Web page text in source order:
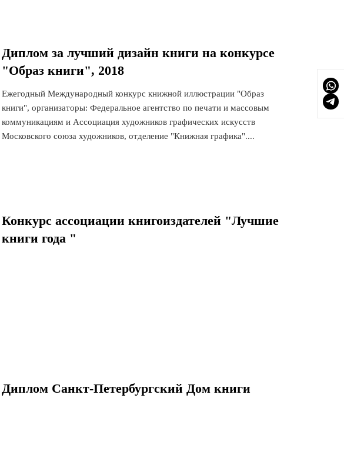
Диплом за лучший дизайн книги на конкурсе
"Образ книги", 2018
Ежегодный Международный конкурс книжной иллюстрации "Образ
книги", организаторы: Федеральное агентство по печати и массовым
коммуникациям и Ассоциация художников графических искусств
Московского союза художников, отделение "Книжная графика"....
Конкурс ассоциации книгоиздателей "Лучшие
книги года "
Диплом Санкт-Петербургский Дом книги